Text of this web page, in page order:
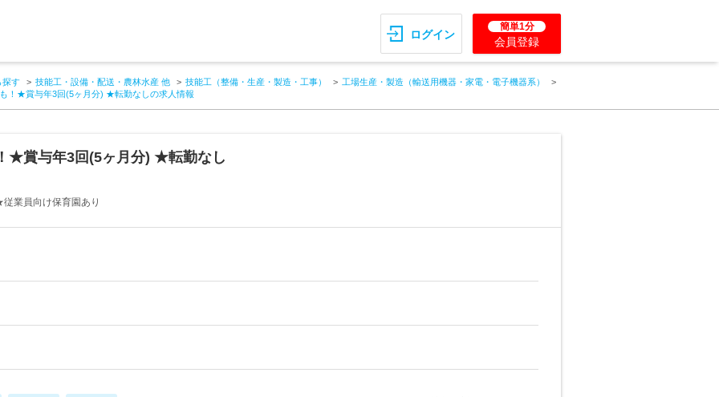
ログイン
簡単1分
会員登録
探す 技能工・設備・配送・農林水産 他 技能工（整備・生産・製造・工事）
工場生産・製造（輸送用機器・家電・電子機器系）
！★賞与年3回(5ヶ月分) ★転勤なしの求人情報
★賞与年3回(5ヶ月分) ★転勤なし
業員向け保育園あり